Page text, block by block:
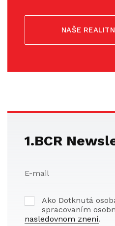
NAŠE
1.BCR
E-mail
Ako Dotknutá
spracovaním
nasledovnom znení.